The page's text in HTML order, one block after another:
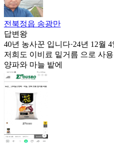
전북정읍 송광만
답변왕
40년 농사꾼 입니다·24년 12월 4
저희도 이비료 밑거름 으로 사
양파와 마늘 밭에